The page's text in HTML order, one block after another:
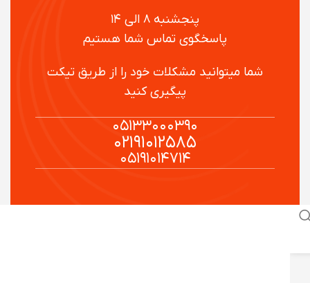
پنجشنبه ۸ الی ۱۴
پاسخگوی تماس شما هستیم
شما میتوانید مشکلات خود را از طریق تیکت
پیگیری کنید
۰۵۱۳۳۰۰۰۳۹۰
۰۲۱۹۱۰۱۲۵۸۵
۰۵۱۹۱۰۱۴۷۱۴